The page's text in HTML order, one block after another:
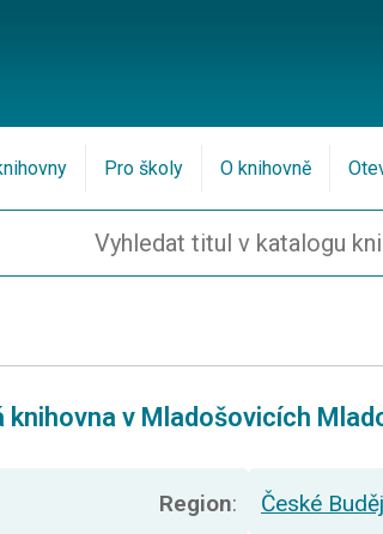
Pro školy O knihovně
knihovna v Mladošovicích
Region: České